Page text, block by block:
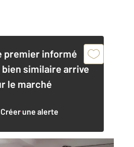
premier informé
similaire arrive
le marché
Créer une alerte